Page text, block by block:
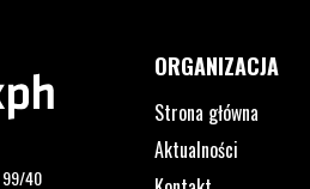
99/40
ORGANIZACJA
Strona główna
Aktualności